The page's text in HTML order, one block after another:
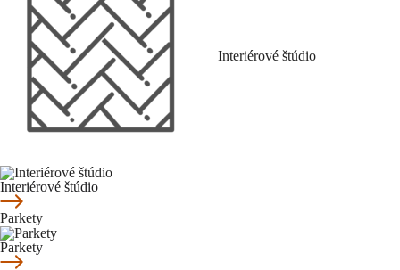
Interiérové štúdio
Interiérové štúdio
Parkety
Parkety